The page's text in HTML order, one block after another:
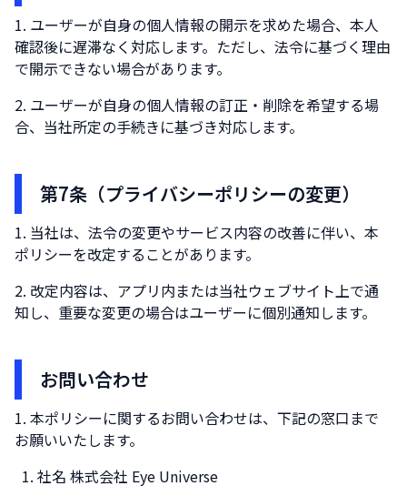
ユーザーが自身の個人情報の開示を求めた場合、本人
確認後に遅滞なく対応します。ただし、法令に基づく理由
で開示できない場合があります。
ユーザーが自身の個人情報の訂正・削除を希望する場
合、当社所定の手続きに基づき対応します。
第7条（プライバシーポリシーの変更）
当社は、法令の変更やサービス内容の改善に伴い、本
ポリシーを改定することがあります。
改定内容は、アプリ内または当社ウェブサイト上で通
知し、重要な変更の場合はユーザーに個別通知します。
お問い合わせ
本ポリシーに関するお問い合わせは、下記の窓口まで
お願いいたします。
社名 株式会社 Eye Universe